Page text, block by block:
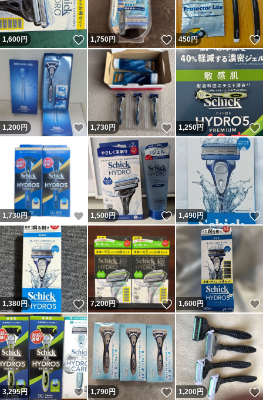
1,600円 いいね！
1,750円 いいね！
450円
1,200円 いいね！
1,730円 いいね！
1,250円
1,730円 いいね！
1,500円 いいね！
1,490円
1,380円 いいね！
7,200円 いいね！
1,600円
3,295円 いいね！
1,790円 いいね！
1,200円